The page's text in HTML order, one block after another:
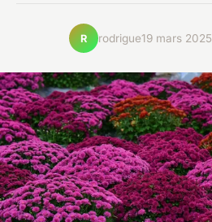
R rodrigue19 mars 2025